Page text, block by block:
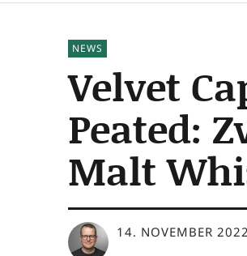
NEWS
Velvet
Peated:
Malt
14. NOVEMBER 2022